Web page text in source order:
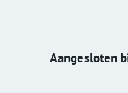
Aangesloten